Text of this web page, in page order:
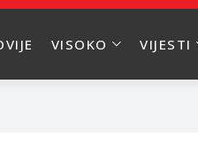
VISOKO VIJESTI